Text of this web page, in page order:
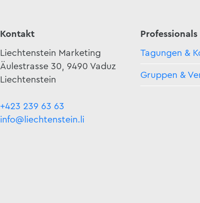
Kontakt
Liechtenstein Marketing
Äulestrasse 30, 9490 Vaduz
Liechtenstein
+423 239 63 63
info@liechtenstein.li
Professionals
Tagungen &
Gruppen &